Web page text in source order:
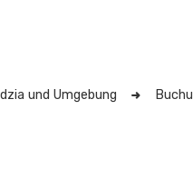
und Umgebung